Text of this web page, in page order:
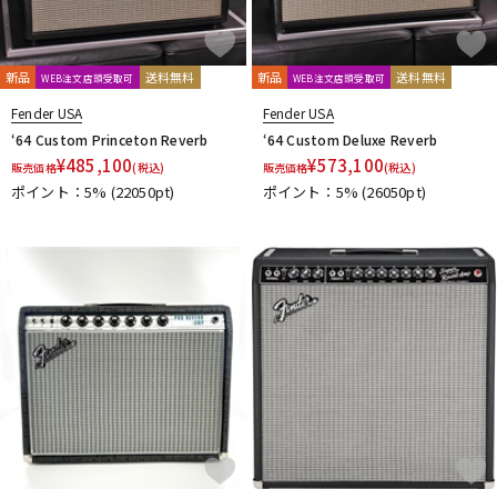
新品 WEB注文店頭受取可 送料無料
Fender USA
‘64 Custom Princeton Reverb
販売価格¥485,100(税込)
ポイント：5% (22050pt)
新品 WEB注文店頭受取可 送料無料
Fender USA
‘64 Custom Deluxe Reverb
販売価格¥573,100(税込)
ポイント：5%(26050pt)